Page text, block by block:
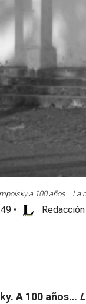
a 100 años... La
•
A 100 años…